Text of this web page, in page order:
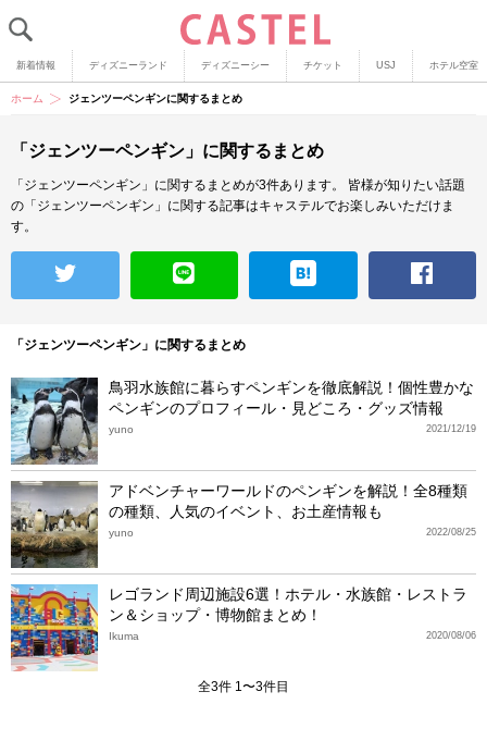
新着情報 ディズニーランド ディズニーシー チケット USJ ホテル空室
ホーム ジェンツーペンギンに関するまとめ
「ジェンツーペンギン」に関するまとめ
「ジェンツーペンギン」に関するまとめが3件あります。
皆様が知りたい話題
の「ジェンツーペンギン」に関する記事はキャステルでお楽しみいただけま
す。
「ジェンツーペンギン」に関するまとめ
鳥羽水族館に暮らすペンギンを徹底解説！個性豊かな
ペンギンのプロフィール・見どころ・グッズ情報
2021/12/19
yuno
アドベンチャーワールドのペンギンを解説！全8種類
の種類、人気のイベント、お土産情報も
2022/08/25
yuno
レゴランド周辺施設6選！ホテル・水族館・レストラ
ン＆ショップ・博物館まとめ！
2020/08/06
Ikuma
全3件 1〜3件目